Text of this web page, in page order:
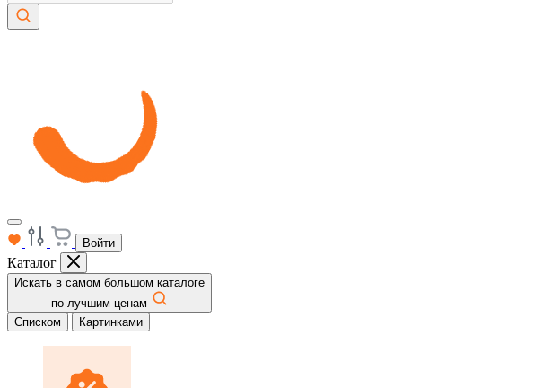
Войти
Каталог
Искать в самом большом каталоге
по лучшим ценам
Списком
Картинками